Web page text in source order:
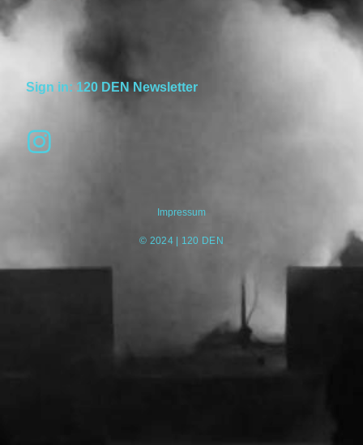
Sign in: 120 DEN Newsletter
Impressum
© 2024 | 120 DEN